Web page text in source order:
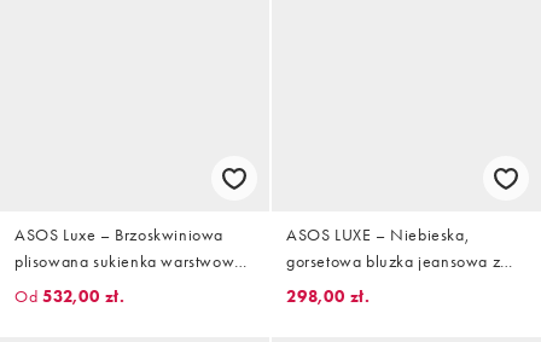
ASOS Luxe – Brzoskwiniowa
plisowana sukienka warstwowa
mini z ozdobnymi rękawami
Od 532,00 zł.
ASOS LUXE – Niebieska,
gorsetowa bluzka jeansowa z
kopertowym przodem
298,00 zł.